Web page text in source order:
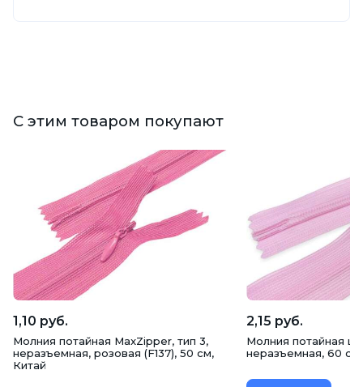
С этим товаром покупают
1,10 руб.
Молния потайная MaxZipper, тип 3,
неразъемная, розовая (F137), 50 см,
Китай
2,15 руб.
Молния потайная
неразъемная, 60